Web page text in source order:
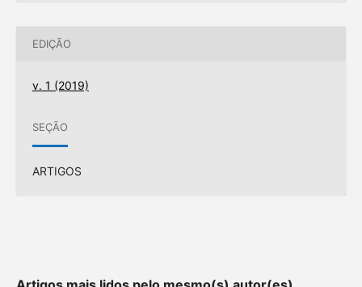
EDIÇÃO
v. 1 (2019)
SEÇÃO
ARTIGOS